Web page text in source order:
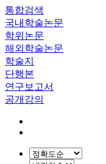
통합검색
국내학술논문
학위논문
해외학술논문
학술지
단행본
연구보고서
공개강의